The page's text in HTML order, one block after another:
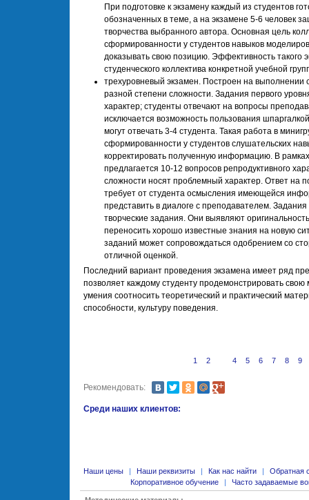
При подготовке к экзамену каждый из студентов
обозначенных в теме, а на экзамене 5-6 человек
творчества выбранного автора. Основная цель
сформированности у студентов навыков
доказывать свою позицию. Эффективность такого
студенческого коллектива конкретной учебной
трехуровневый экзамен. Построен на выполнении
разной степени сложности. Задания первого
характер; студенты отвечают на вопросы
исключается возможность пользования
могут отвечать 3-4 студента. Такая работа в
сформированности у студентов слушательских
корректировать полученную информацию. В
предлагается 10-12 вопросов репродуктивного
сложности носят проблемный характер. Ответ на
требует от студента осмысления имеющейся
представить в диалоге с преподавателем.
творческие задания. Они выявляют
переносить хорошо известные знания на новую
заданий может сопровождаться одобрением со
отличной оценкой.
Последний вариант проведения экзамена имеет ряд
позволяет каждому студенту продемонстрировать свою
умения соотносить теоретический и практический
способности, культуру поведения.
1 2 4 5 6 7 8 9
Рекомендовать:
Среди наших клиентов:
Наши цены | Наши реквизиты | Как нас найти |
Обратная
Корпоративное обучение
| Часто задаваемые